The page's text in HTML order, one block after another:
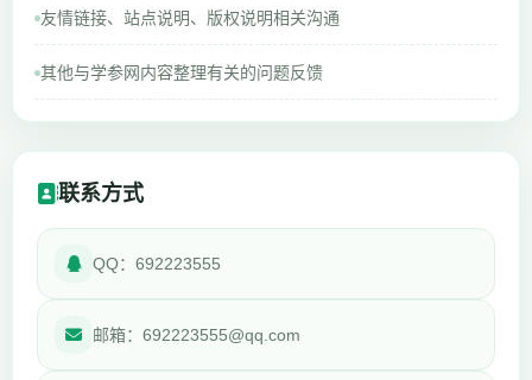
友情链接、站点说明、版权说明相关沟通
其他与学参网内容整理有关的问题反馈
联系方式
QQ：692223555
邮箱：692223555@qq.com